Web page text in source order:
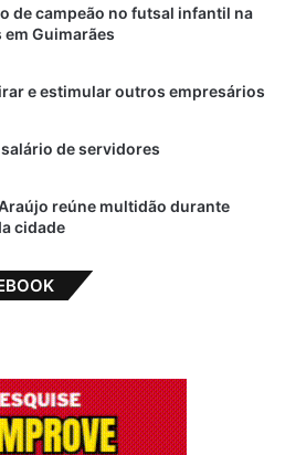
de campeão no futsal infantil na
em Guimarães
e estimular outros empresários
de servidores
reúne multidão durante
cidade